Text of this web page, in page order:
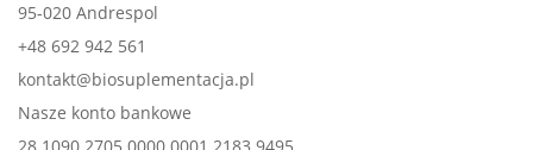
95-020 Andrespol
+48 692 942 561
kontakt@biosuplementacja.pl
Nasze konto bankowe